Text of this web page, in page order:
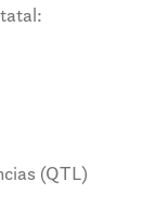
(QTL)